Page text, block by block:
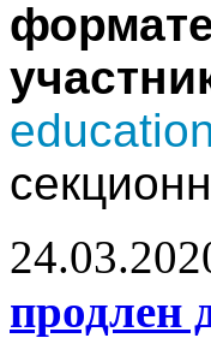
продлен